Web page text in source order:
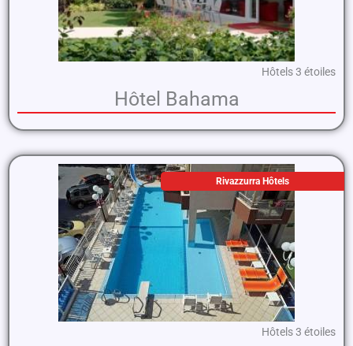
Hôtels 3 étoiles
Hôtel Bahama
Rivazzurra Hôtels
Hôtels 3 étoiles